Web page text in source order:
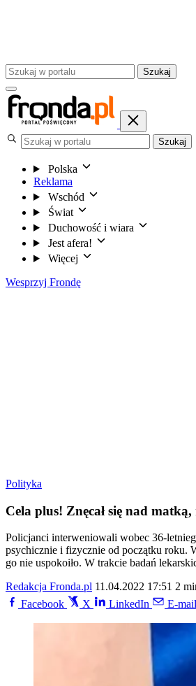
Szukaj
Szukaj
Polska
Reklama
Wschód
Świat
Duchowość i wiara
Jest afera!
Więcej
Wesprzyj Frondę
Polityka
Cela plus! Znęcał się nad
Policjanci interweniowali wobec 36-
psychicznie i fizycznie od początku roku.
go nie uspokoiło. W trakcie badań
Redakcja Fronda.pl 11.04.2022 17:51 2
Facebook
X LinkedIn E-mail